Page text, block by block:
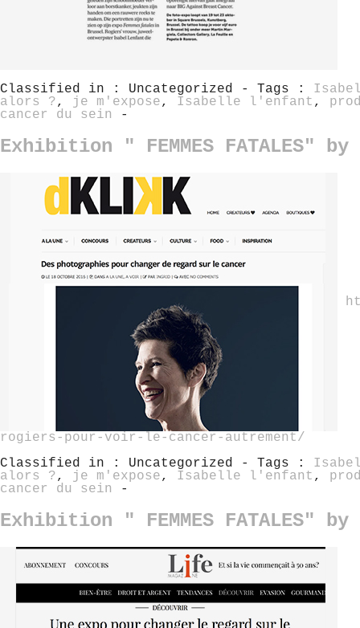
Classified in : Uncategorized - Tags :
alors ?, je m'expose, Isabelle l'enfant ,
cancer du sein
-
Exhibition " FEMMES FATALES"
rogiers-pour-voir-le-cancer-autrement/
Classified in : Uncategorized - Tags :
alors ?, je m'expose, Isabelle l'enfant ,
cancer du sein
-
Exhibition " FEMMES FATALES"